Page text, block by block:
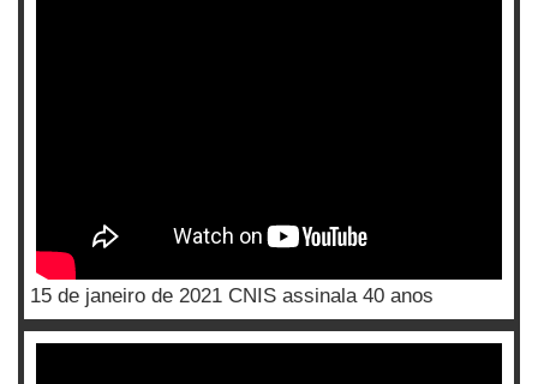
15 de janeiro de 2021 CNIS assinala 40 anos